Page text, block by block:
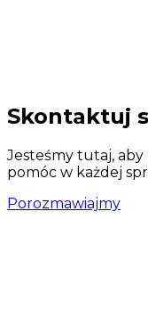
Skontaktuj
Jesteśmy tutaj,
pomóc w każdej
Porozmawiajmy